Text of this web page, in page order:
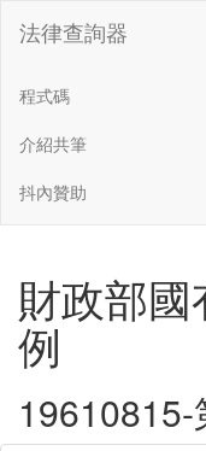
法律查詢器
程式碼
介紹共筆
抖內贊助
財政部
例